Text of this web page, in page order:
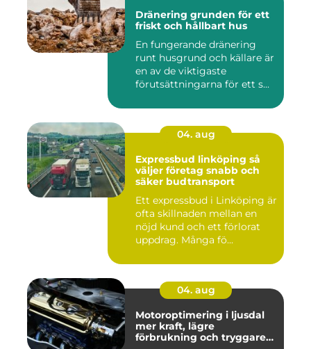
Dränering grunden för ett
friskt och hållbart hus
En fungerande dränering
runt husgrund och källare är
en av de viktigaste
förutsättningarna för ett s...
04. aug
Expressbud linköping så
väljer företag snabb och
säker budtransport
Ett expressbud i Linköping är
ofta skillnaden mellan en
nöjd kund och ett förlorat
uppdrag. Många fö...
04. aug
Motoroptimering i ljusdal
mer kraft, lägre
förbrukning och tryggare